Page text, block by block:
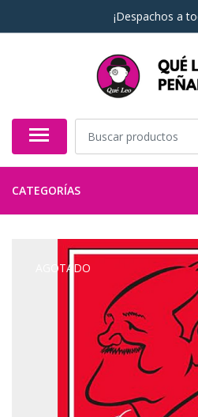
¡Despachos a
CATEGORÍAS
AGOTADO